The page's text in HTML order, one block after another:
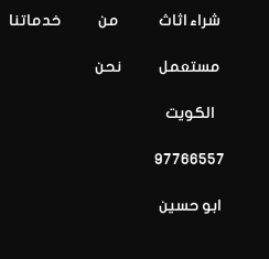
شراء اثاث
مستعمل
الكويت
97766557
ابو حسين
من
نحن
خدماتنا